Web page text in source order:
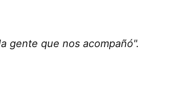
gente que nos acompañó".